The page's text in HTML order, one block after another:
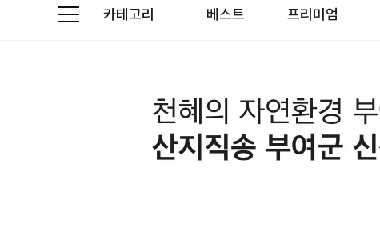
카테고리 베스트 프리미엄